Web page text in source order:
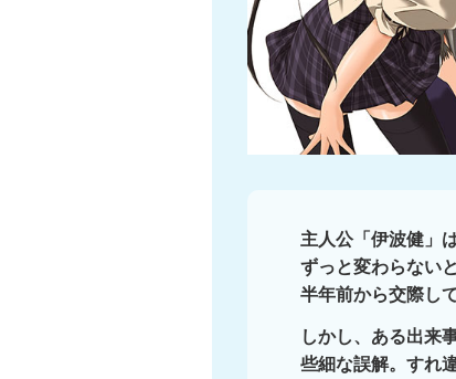
主人公「伊波健」
ずっと変わらない
半年前から交際し
しかし、ある出来
些細な誤解。すれ